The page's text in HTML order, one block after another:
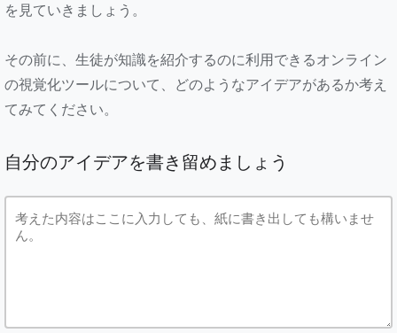
を見ていきましょう。
その前に、生徒が知識を紹介するのに利用できるオンライン
の視覚化ツールについて、どのようなアイデアがあるか考え
てみてください。
自分のアイデアを書き留めましょう